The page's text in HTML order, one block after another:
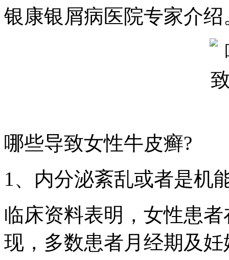
银康银屑病医院专家介绍
哪些导致女性牛皮癣?
1、内分泌紊乱或者是机
临床资料表明，女性患
现，多数患者月经期及